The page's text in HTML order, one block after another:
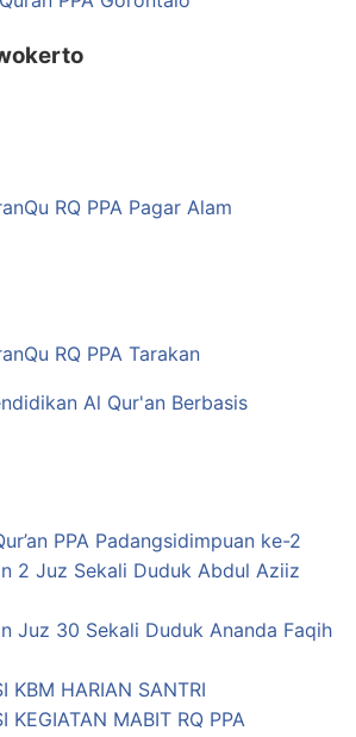
PPA Padangsidimpuan ke-2
2 Juz Sekali Duduk Abdul Aziiz
Juz 30 Sekali Duduk Ananda Faqih
KBM HARIAN SANTRI
KEGIATAN MABIT RQ PPA